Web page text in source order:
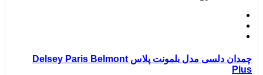
چمدان دلسی مدل بلمونت پلاس Delsey Paris Belmont
Plus